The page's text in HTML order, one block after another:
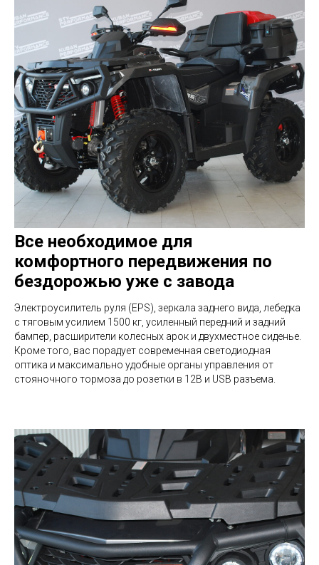
Все необходимое для
комфортного передвижения по
бездорожью уже с завода
Электроусилитель руля (EPS), зеркала заднего вида, лебедка
с тяговым усилием 1500 кг, усиленный передний и задний
бампер, расширители колесных арок и двухместное сиденье.
Кроме того, вас порадует современная светодиодная
оптика и максимально удобные органы управления от
стояночного тормоза до розетки в 12В и USB разъема.